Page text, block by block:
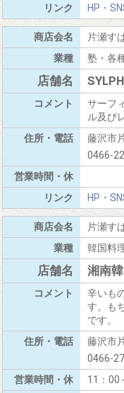
HP・
片瀬す
塾・各
サーフ
ル及び
藤沢市
0466-
HP・
片瀬す
韓国料
湘南
辛いも
す。も
です。
藤沢市
0466-
11：00